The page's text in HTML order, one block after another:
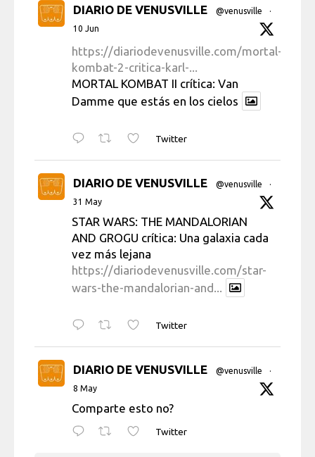
DIARIO DE VENUSVILLE @venusville
·
10 Jun
https://diariodevenusville.com/mortal-
kombat-2-critica-karl-...
MORTAL KOMBAT II crítica: Van
Damme que estás en los cielos
Twitter
DIARIO DE VENUSVILLE @venusville
·
31 May
STAR WARS: THE MANDALORIAN
AND GROGU crítica: Una galaxia cada
vez más lejana
https://diariodevenusville.com/star-
wars-the-mandalorian-and...
Twitter
DIARIO DE VENUSVILLE @venusville
·
8 May
Comparte esto no?
Twitter